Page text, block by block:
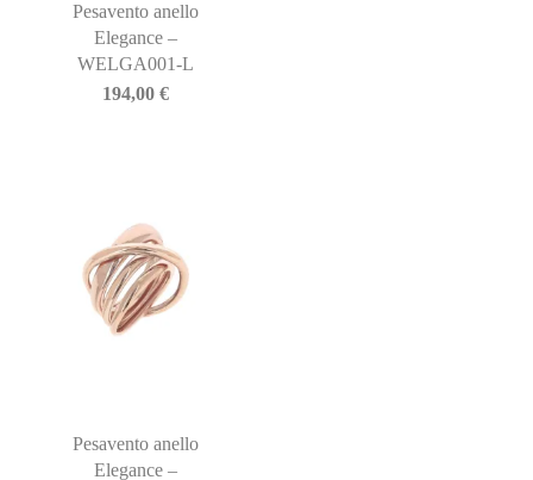
Pesavento anello
Elegance –
WELGA001-L
194,00 €
Pesavento anello
Elegance –